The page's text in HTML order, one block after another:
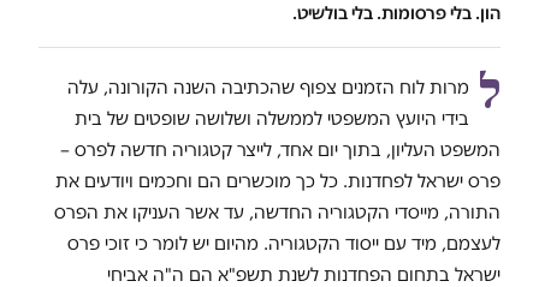
הון. בלי פרסומות. בלי בולשיט.
ל מרות לוח הזמנים צפוף שהכתיבה השנה הקורונה, עלה
בידי היועץ המשפטי לממשלה ושלושה שופטים של בית
המשפט העליון, בתוך יום אחד, לייצר קטגוריה חדשה לפרס –
פרס ישראל לפחדנות. כל כך מוכשרים הם וחכמים ויודעים את
התורה, מייסדי הקטגוריה החדשה, עד אשר העניקו את הפרס
לעצמם, מיד עם ייסוד הקטגוריה. מהיום יש לומר כי זוכי פרס
ישראל בתחום הפחדנות לשנת תשפ"א הם ה"ה אביחי